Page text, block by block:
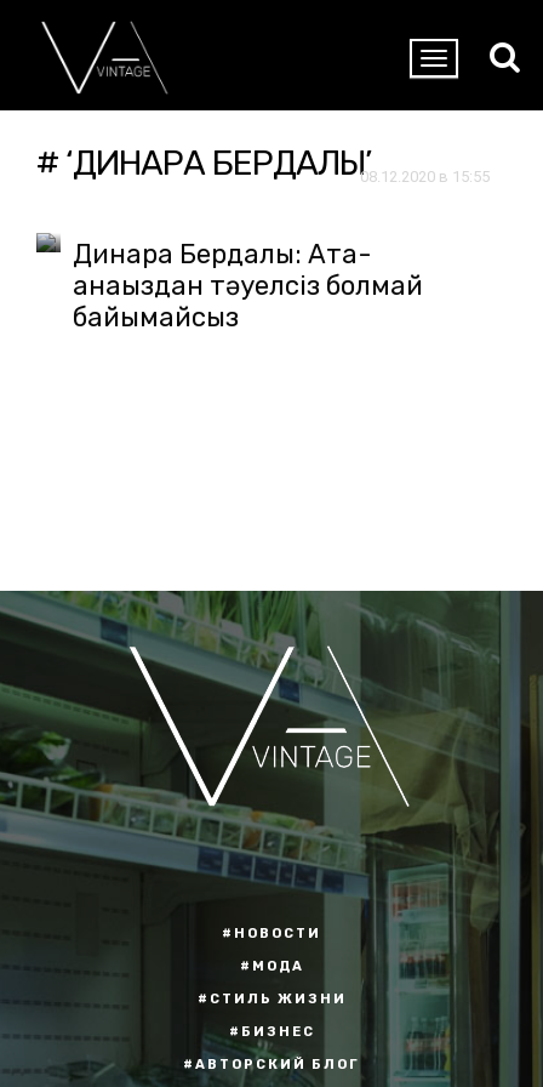
# ‘ДИНАРА БЕРДАЛЫ’08.12.2020 в 15:55
Динара Бердалы: Ата-
анаңыздан тәуелсіз болмай
байымайсыз
#НОВОСТИ
#МОДА
#СТИЛЬ ЖИЗНИ
#БИЗНЕС
#АВТОРСКИЙ БЛОГ